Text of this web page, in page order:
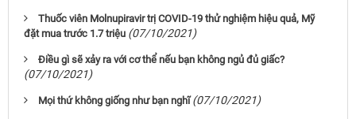
Thuốc viên Molnupiravir trị COVID-19 thử nghiệm hiệu quả, Mỹ
đặt mua trước 1.7 triệu (07/10/2021)
Điều gì sẽ xảy ra với cơ thể nếu bạn không ngủ đủ giấc?
(07/10/2021)
Mọi thứ không giống như bạn nghĩ (07/10/2021)